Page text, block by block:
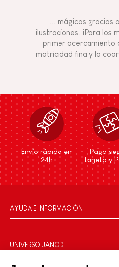
... mágicos gracias
ilustraciones. ¡Para los
primer acercamiento
motricidad fina y la
Envío rápido en
24h
Pago
tarjeta y
AYUDA E INFORMACIÓN
Preguntas más frecuentes
UNIVERSO JANOD